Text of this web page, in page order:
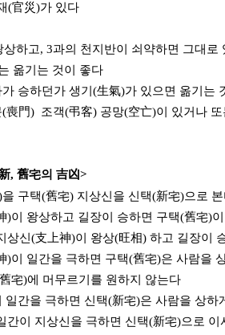
(官災)가 있다
하고, 3과의 천지반이 쇠약하면 그대로
옮기는 것이 좋다
가 승하던가 생기(生氣)가 있으면 옮
門) 조객(弔客) 공망(空亡)이 있거나
, 舊宅의 吉凶>
구택(舊宅) 지상신을 신택(新宅)으로
이 왕상하고 길장이 승하면 구택(舊宅)
神)이 왕상(旺相) 하고 길장이 승
일간을 극하면 구택(舊宅)은 사람을
무르기를 원하지 않는다
간을 극하면 신택(新宅)은 사람을 상하
신을 극하면 신택(新宅)으로 이사